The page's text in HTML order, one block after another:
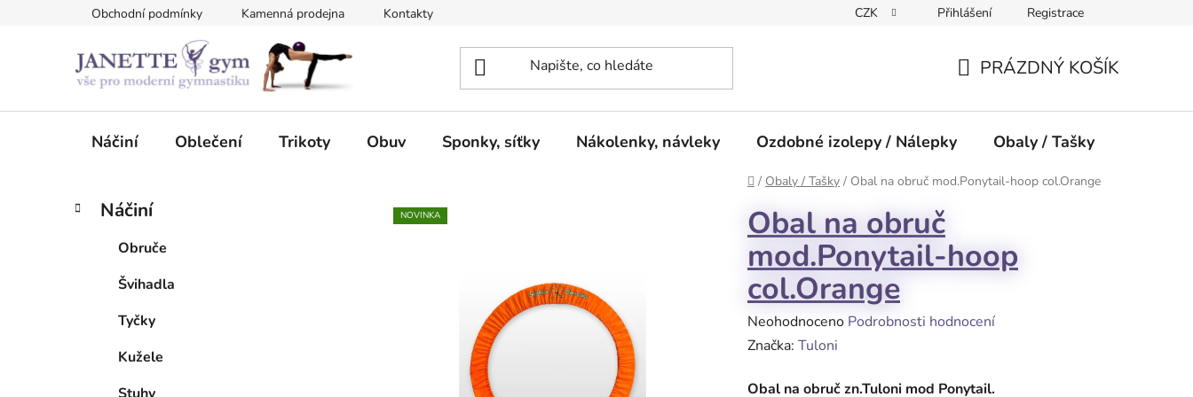
Obchodní podmínky Kamenná prodejna Kontakty CZK Přihlášení Registrace
KOŠÍK
PRÁZDNÝ KOŠÍK
Náčiní Oblečení Trikoty Obuv Sponky, síťky Nákolenky, návleky Ozdobné izolepy / Nálepky Obaly / Tašky
Domů
/ Obaly / Tašky / Obal na obruč mod.Ponytail-hoop col.Orange
PPřeskočit
kategorie
K
a
Náčiní
Obruče
Švihadla
Tyčky
Kužele
Obal na obruč
mod.Ponytail-hoop
col.Orange
Průměrné
hodnocení
je
Neohodnoceno Podrobnosti hodnocení
Značka: Tuloni
Obal na obruč zn.Tuloni mod Ponytail.
NOVINKA